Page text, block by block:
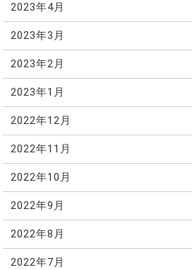
2023年4月
2023年3月
2023年2月
2023年1月
2022年12月
2022年11月
2022年10月
2022年9月
2022年8月
2022年7月